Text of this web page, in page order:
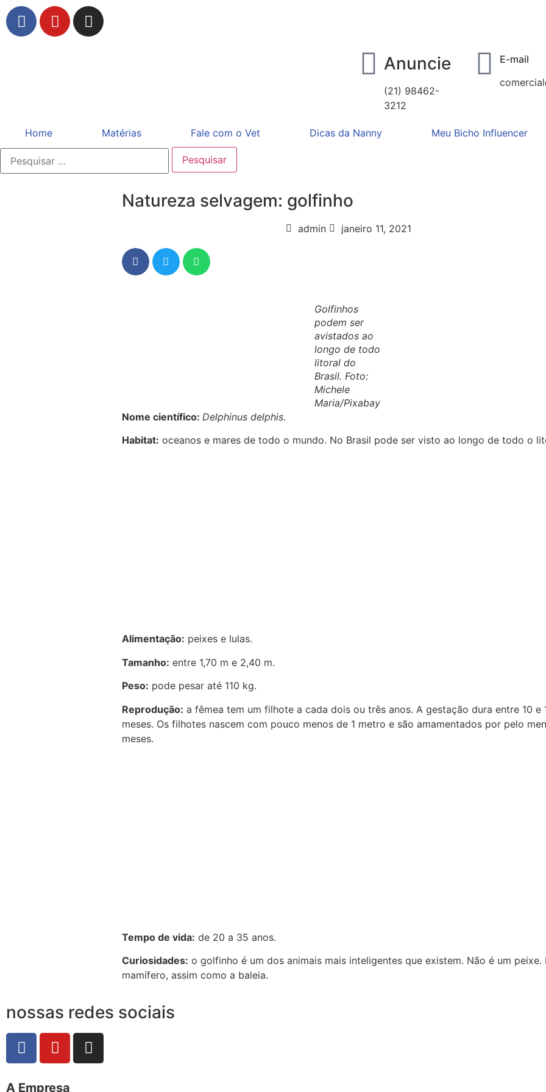
Anuncie
(21) 98462-
3212
E-mail
Home Matérias Fale com o Vet Dicas da Nanny Meu Bicho Influencer
Natureza selvagem: golfinho
admin janeiro 11, 2021
Golfinhos
podem ser
avistados ao
longo de todo
litoral do
Brasil. Foto:
Michele
Maria/Pixabay
Nome científico: Delphinus delphis.
Habitat: oceanos e mares de todo o mundo. No Brasil pode ser visto ao longo de todo o
Alimentação: peixes e lulas.
Tamanho: entre 1,70 m e 2,40 m.
Peso: pode pesar até 110 kg.
Reprodução: a fêmea tem um filhote a cada dois ou três anos. A gestação dura entre 10 e
meses. Os filhotes nascem com pouco menos de 1 metro e são amamentados por pelo
meses.
Tempo de vida: de 20 a 35 anos.
Curiosidades: o golfinho é um dos animais mais inteligentes que existem. Não é um peixe.
mamífero, assim como a baleia.
nossas redes sociais
A Empresa